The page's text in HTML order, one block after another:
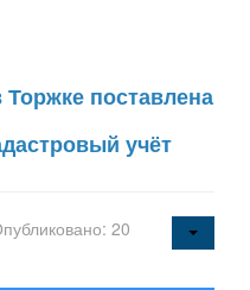
поставлена
учёт
20